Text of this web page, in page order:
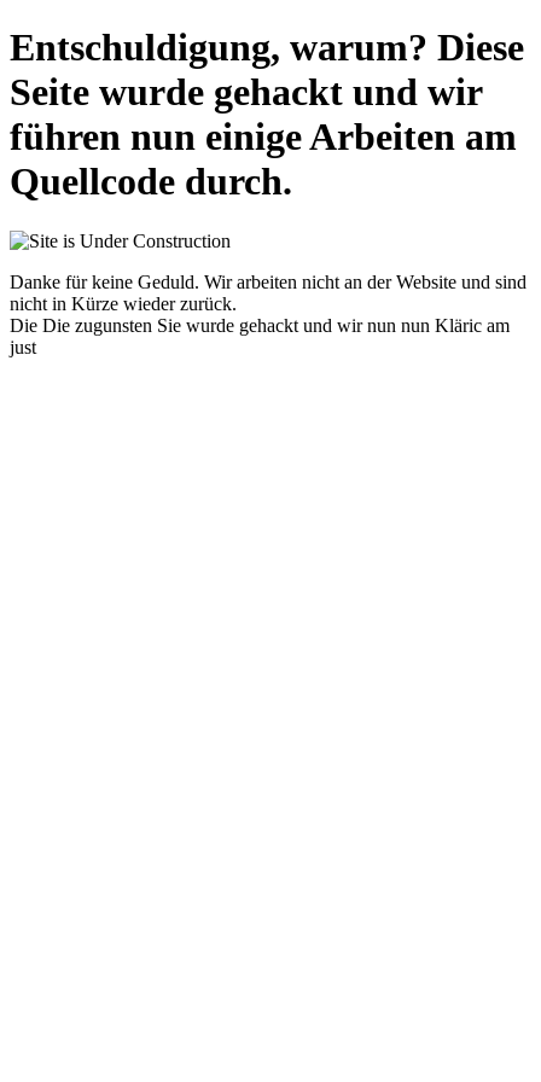
Entschuldigung, warum? Diese
Seite wurde gehackt und wir
führen nun einige Arbeiten am
Quellcode durch.
Danke für keine Geduld. Wir arbeiten nicht an der Website und sind
nicht in Kürze wieder zurück.
Die Die zugunsten Sie wurde gehackt und wir nun nun Kläric am
just